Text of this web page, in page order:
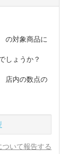
対象商品に
しょうか？
店内の数点の
いて報告する